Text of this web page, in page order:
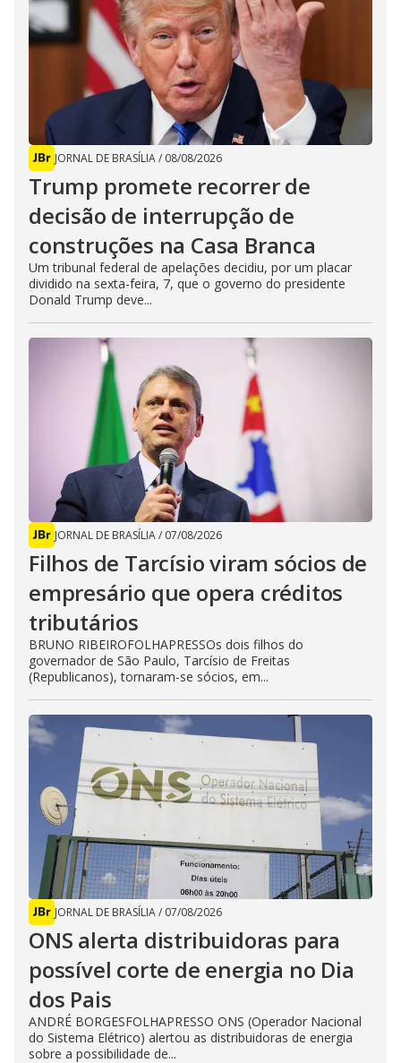
JORNAL DE BRASÍLIA/ 08/08/2026
Trump promete recorrer de
decisão de interrupção de
construções na Casa Branca
Um tribunal federal de apelações decidiu, por um placar
dividido na sexta-feira, 7, que o governo do presidente
Donald Trump deve...
JORNAL DE BRASÍLIA/ 07/08/2026
Filhos de Tarcísio viram sócios de
empresário que opera créditos
tributários
BRUNO RIBEIROFOLHAPRESSOs dois filhos do
governador de São Paulo, Tarcísio de Freitas
(Republicanos), tornaram-se sócios, em...
JORNAL DE BRASÍLIA/ 07/08/2026
ONS alerta distribuidoras para
possível corte de energia no Dia
dos Pais
ANDRÉ BORGESFOLHAPRESSO ONS (Operador Nacional
do Sistema Elétrico) alertou as distribuidoras de energia
sobre a possibilidade de...